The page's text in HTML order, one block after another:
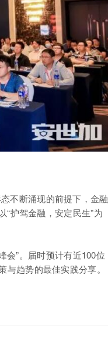
不断涌现的前提下，金融
“护驾金融，安定民生”为
会”。届时预计有近100位
趋势的最佳实践分享。